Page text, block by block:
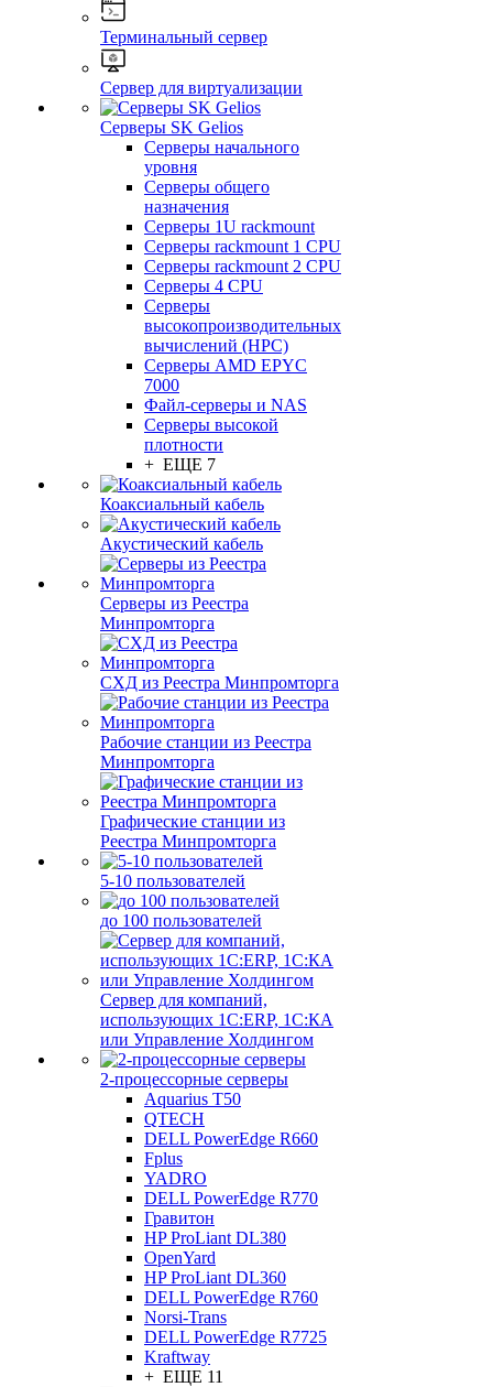
Терминальный сервер
Сервер для виртуализации
Серверы SK Gelios
Серверы начального
уровня
Серверы общего
назначения
Серверы 1U rackmount
Серверы rackmount 1 CPU
Серверы rackmount 2 CPU
Серверы 4 CPU
Серверы
высокопроизводительных
вычислений (HPC)
Серверы AMD EPYC
7000
Файл-серверы и NAS
Серверы высокой
плотности
+ ЕЩЕ 7
Коаксиальный кабель
Акустический кабель
Серверы из Реестра
Минпромторга
СХД из Реестра Минпромторга
Рабочие станции из Реестра
Минпромторга
Графические станции из
Реестра Минпромторга
5-10 пользователей
до 100 пользователей
Сервер для компаний,
использующих 1C:ERP, 1С:КА
или Управление Холдингом
2-процессорные серверы
Aquarius T50
QTECH
DELL PowerEdge R660
Fplus
YADRO
DELL PowerEdge R770
Гравитон
HP ProLiant DL380
OpenYard
HP ProLiant DL360
DELL PowerEdge R760
Norsi-Trans
DELL PowerEdge R7725
Kraftway
+ ЕЩЕ 11